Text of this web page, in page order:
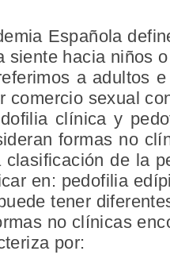
Española
hacia niños o
a adultos
comercio sexual
clínica y
formas no
de la
en: pedofilia
tener
no clínicas
por: